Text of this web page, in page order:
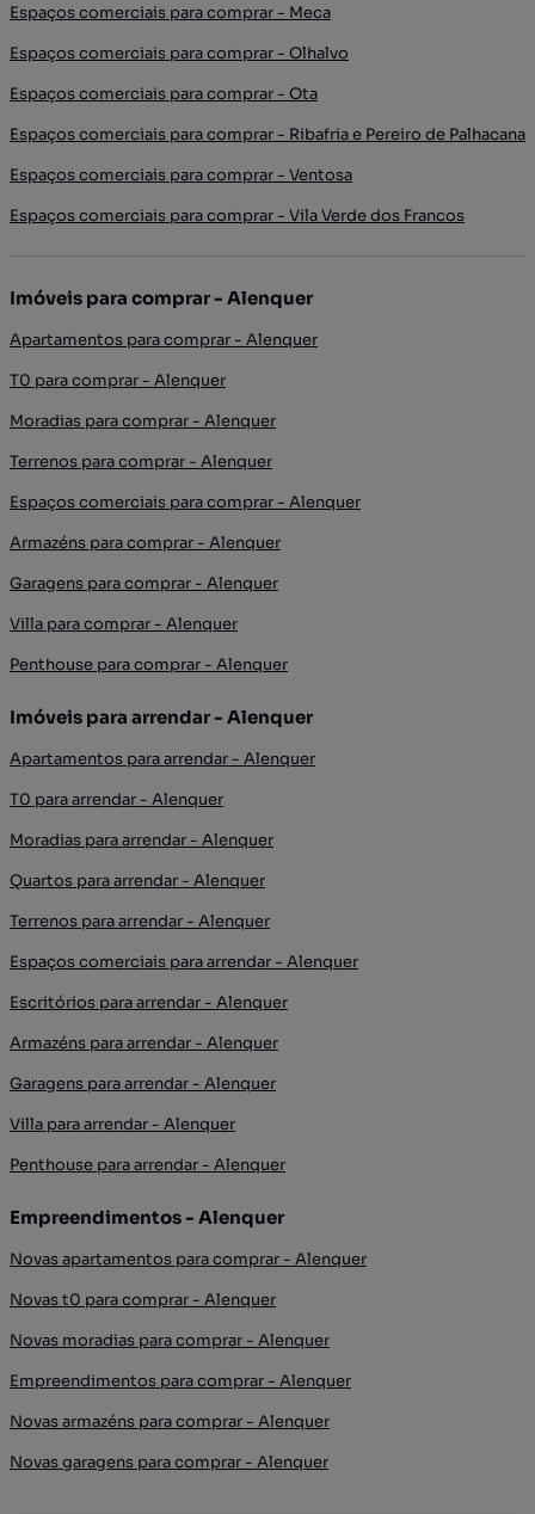
Espaços comerciais para comprar - Meca
Espaços comerciais para comprar - Olhalvo
Espaços comerciais para comprar - Ota
Espaços comerciais para comprar - Ribafria e Pereiro de Palhacana
Espaços comerciais para comprar - Ventosa
Espaços comerciais para comprar - Vila Verde dos Francos
Imóveis para comprar - Alenquer
Apartamentos para comprar - Alenquer
T0 para comprar - Alenquer
Moradias para comprar - Alenquer
Terrenos para comprar - Alenquer
Espaços comerciais para comprar - Alenquer
Armazéns para comprar - Alenquer
Garagens para comprar - Alenquer
Villa para comprar - Alenquer
Penthouse para comprar - Alenquer
Imóveis para arrendar - Alenquer
Apartamentos para arrendar - Alenquer
T0 para arrendar - Alenquer
Moradias para arrendar - Alenquer
Quartos para arrendar - Alenquer
Terrenos para arrendar - Alenquer
Espaços comerciais para arrendar - Alenquer
Escritórios para arrendar - Alenquer
Armazéns para arrendar - Alenquer
Garagens para arrendar - Alenquer
Villa para arrendar - Alenquer
Penthouse para arrendar - Alenquer
Empreendimentos - Alenquer
Novas apartamentos para comprar - Alenquer
Novas t0 para comprar - Alenquer
Novas moradias para comprar - Alenquer
Empreendimentos para comprar - Alenquer
Novas armazéns para comprar - Alenquer
Novas garagens para comprar - Alenquer